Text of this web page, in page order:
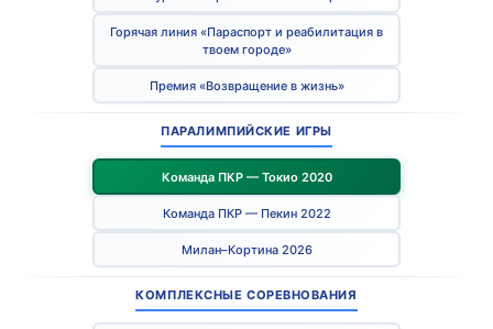
Горячая линия «Параспорт и реабилитация в
твоем городе»
Премия «Возвращение в жизнь»
ПАРАЛИМПИЙСКИЕ ИГРЫ
Команда ПКР — Токио 2020
Команда ПКР — Пекин 2022
Милан–Кортина 2026
КОМПЛЕКСНЫЕ СОРЕВНОВАНИЯ